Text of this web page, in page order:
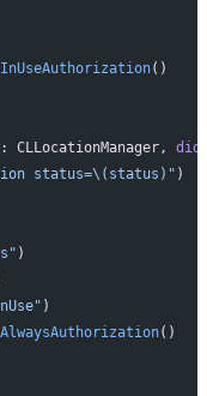
()
CLLocationManager,
status=\(status) " )
)
)
()